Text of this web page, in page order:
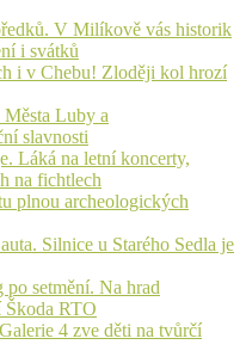
V Milíkově vás historik
i svátků
i v Chebu! Zloději kol hrozí
Města Luby a
slavnosti
Láká na letní koncerty,
na fichtlech
plnou archeologických
Silnice u Starého Sedla je
po setmění. Na hrad
Škoda RTO
4 zve děti na tvůrčí